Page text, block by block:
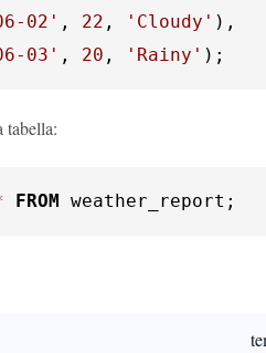
02' , 22 , 'Cloudy' ),
03' , 20 , 'Rainy' );
tabella:
FROM weather_report;